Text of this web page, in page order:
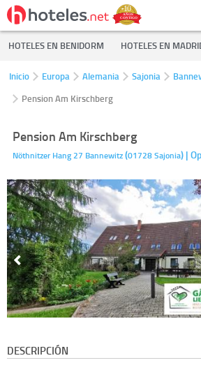
HOTELES EN BENIDORM HOTELES EN
Inicio Europa Alemania Sajonia
Pension Am Kirschberg
Pension Am Kirschberg
Nöthnitzer Hang 27 Bannewitz(01728Sajonia) |
DESCRIPCIÓN